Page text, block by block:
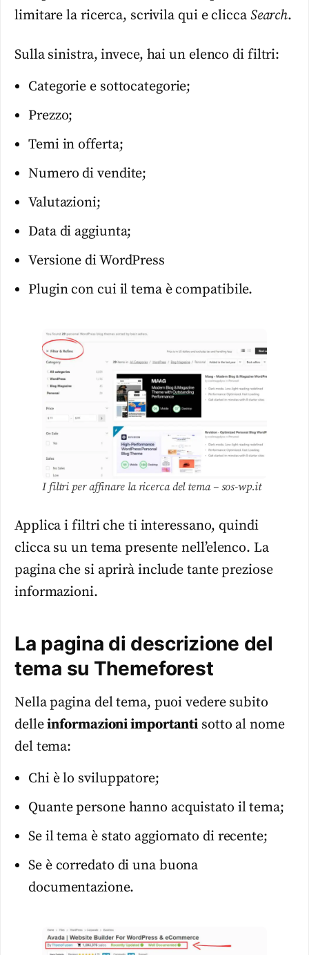
limitare la ricerca, scrivila qui e clicca Search.
Sulla sinistra, invece, hai un elenco di filtri:
Categorie e sottocategorie;
Prezzo;
Temi in offerta;
Numero di vendite;
Valutazioni;
Data di aggiunta;
Versione di WordPress
Plugin con cui il tema è compatibile.
I filtri per affinare la ricerca del tema – sos-wp.it
Applica i filtri che ti interessano, quindi
clicca su un tema presente nell’elenco. La
pagina che si aprirà include tante preziose
informazioni.
La pagina di descrizione del
tema su Themeforest
Nella pagina del tema, puoi vedere subito
delleinformazioni importanti sotto al nome
del tema:
Chi è lo sviluppatore;
Quante persone hanno acquistato il tema;
Se il tema è stato aggiornato di recente;
Se è corredato di una buona
documentazione.